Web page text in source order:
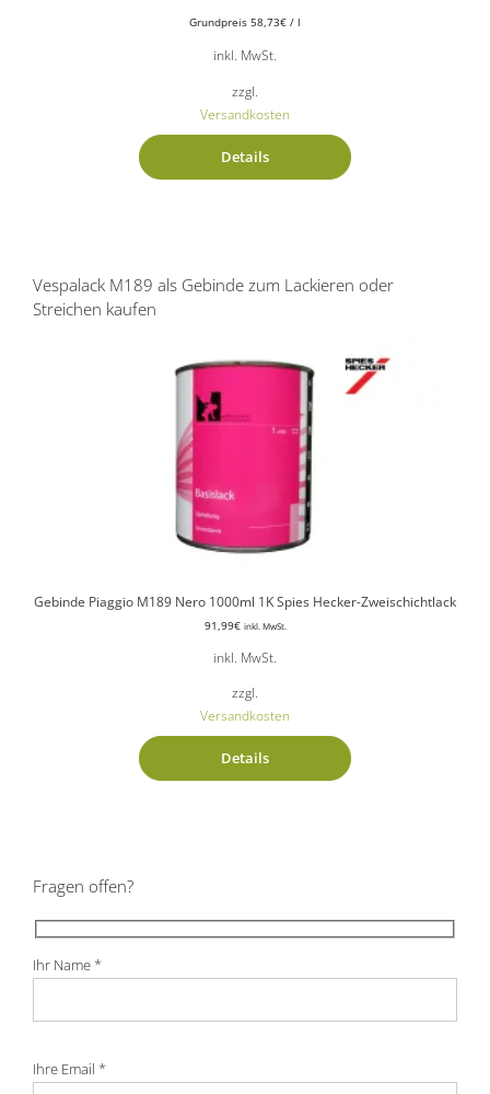
Grundpreis 58,73€ / l
inkl. MwSt.
zzgl.
Versandkosten
Details
Vespalack M189 als Gebinde zum Lackieren oder
Streichen kaufen
Gebinde Piaggio M189 Nero 1000ml 1K Spies Hecker-Zweischichtlack
91,99€ inkl. MwSt.
inkl. MwSt.
zzgl.
Versandkosten
Details
Fragen offen?
Ihr Name *
Ihre Email *